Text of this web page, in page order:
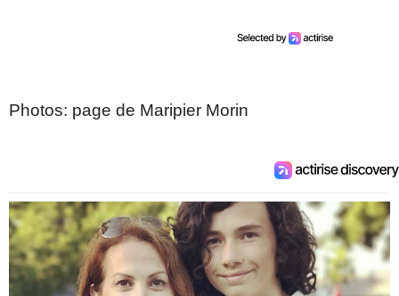
Photos: page de Maripier Morin